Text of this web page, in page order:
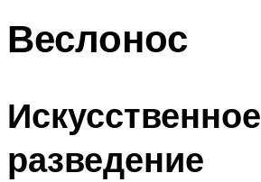
Веслонос
Искусственное
разведение